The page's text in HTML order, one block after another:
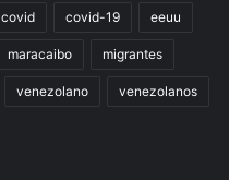
covid covid-19 eeuu
maracaibo migrantes
venezolano venezolanos